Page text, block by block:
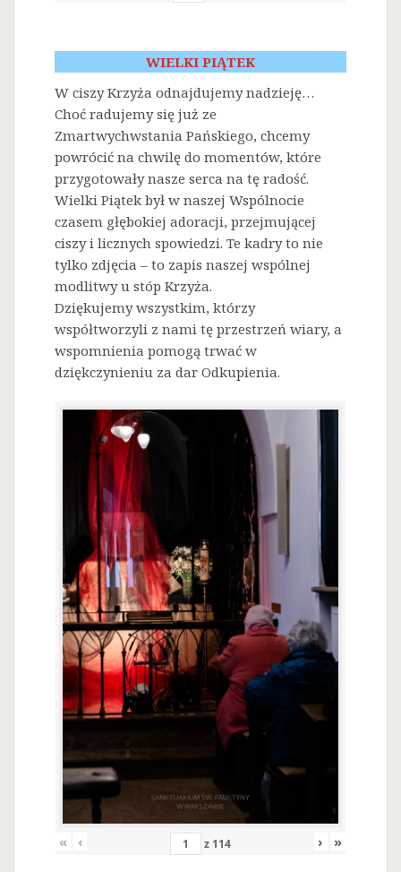
WIELKI PIĄTEK
W ciszy Krzyża odnajdujemy nadzieję…
Choć radujemy się już ze
Zmartwychwstania Pańskiego, chcemy
powrócić na chwilę do momentów, które
przygotowały nasze serca na tę radość.
Wielki Piątek był w naszej Wspólnocie
czasem głębokiej adoracji, przejmującej
ciszy i licznych spowiedzi. Te kadry to nie
tylko zdjęcia – to zapis naszej wspólnej
modlitwy u stóp Krzyża.
Dziękujemy wszystkim, którzy
współtworzyli z nami tę przestrzeń wiary, a
wspomnienia pomogą trwać w
dziękczynieniu za dar Odkupienia.
« ‹ z 114 › »